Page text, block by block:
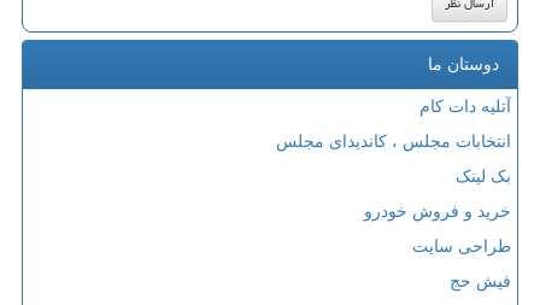
دوستان ما
آتلیه دات کام
انتخابات مجلس ، کاندیدای مجلس
بک لینک
خرید و فروش خودرو
طراحی سایت
فیش حج